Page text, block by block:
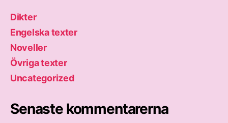
Dikter
Engelska texter
Noveller
Övriga texter
Uncategorized
Senaste kommentarerna